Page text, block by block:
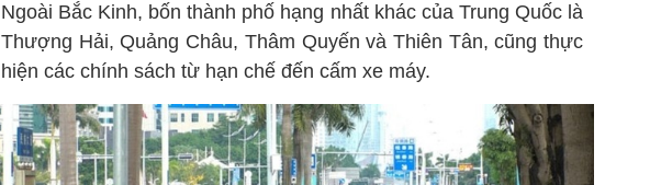
Ngoài Bắc Kinh, bốn thành phố hạng nhất khác của Trung Quốc là
Thượng Hải, Quảng Châu, Thâm Quyến và Thiên Tân, cũng thực
hiện các chính sách từ hạn chế đến cấm xe máy.